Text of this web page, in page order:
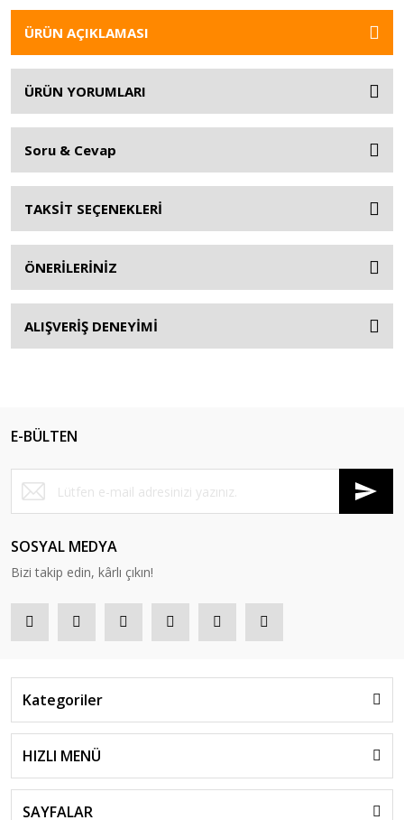
ÜRÜN AÇIKLAMASI
ÜRÜN YORUMLARI
Soru & Cevap
TAKSİT SEÇENEKLERİ
ÖNERİLERİNİZ
ALIŞVERİŞ DENEYİMİ
E-BÜLTEN
SOSYAL MEDYA
Bizi takip edin, kârlı çıkın!
Kategoriler
HIZLI MENÜ
SAYFALAR